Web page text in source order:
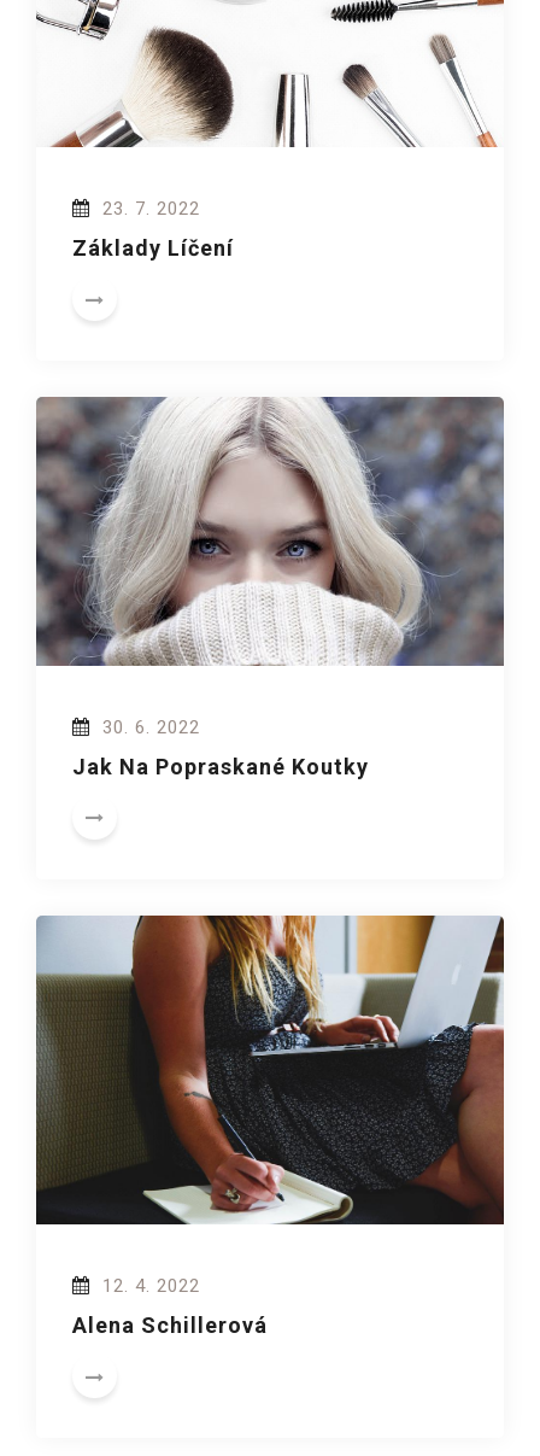
23. 7. 2022
Základy Líčení
30. 6. 2022
Jak Na Popraskané Koutky
12. 4. 2022
Alena Schillerová